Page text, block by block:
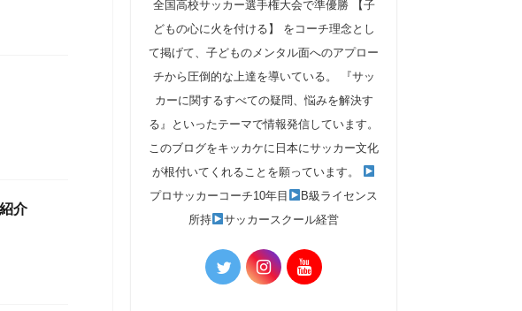
介
全国高校サッカー選手権大会で準優勝 【子
どもの心に火を付ける】 をコーチ理念とし
て掲げて、子どものメンタル面へのアプロー
チから圧倒的な上達を導いている。 『サッ
カーに関するすべての疑問、悩みを解決す
る』といったテーマで情報発信しています。
このブログをキッカケに日本にサッカー文化
が根付いてくれることを願っています。
プロサッカーコーチ10年目
B級ライセンス
所持
サッカースクール経営